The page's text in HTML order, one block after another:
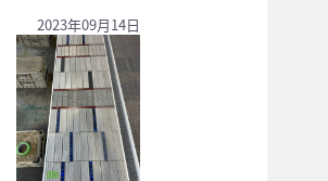
2023年09月14日